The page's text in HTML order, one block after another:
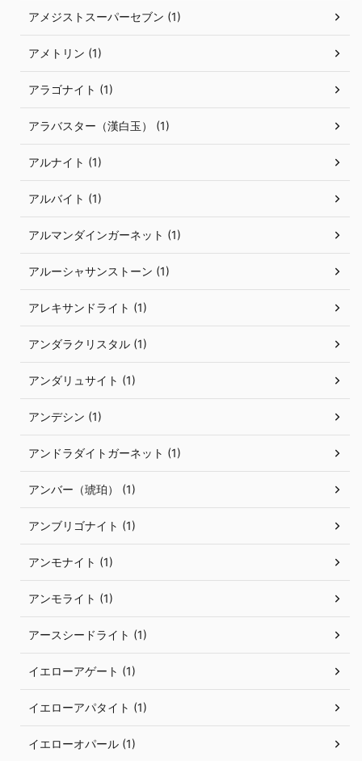
アメジストスーパーセブン (1)
アメトリン (1)
アラゴナイト (1)
アラバスター（漢白玉） (1)
アルナイト (1)
アルバイト (1)
アルマンダインガーネット (1)
アルーシャサンストーン (1)
アレキサンドライト (1)
アンダラクリスタル (1)
アンダリュサイト (1)
アンデシン (1)
アンドラダイトガーネット (1)
アンバー（琥珀） (1)
アンブリゴナイト (1)
アンモナイト (1)
アンモライト (1)
アースシードライト (1)
イエローアゲート (1)
イエローアパタイト (1)
イエローオパール (1)